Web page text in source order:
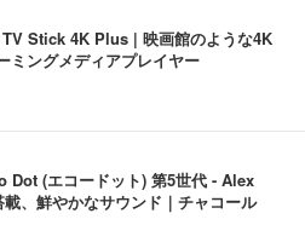
Stick 4K Plus | 映画館のような4K
ミングメディアプレイヤー
Dot (エコードット) 第5世代 - Alex
、鮮やかなサウンド｜チャコール